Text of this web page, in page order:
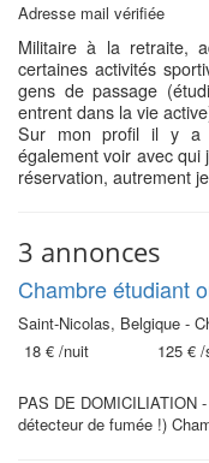
Adresse mail vérifiée
Militaire à la retraite,
certaines activités
gens de passage
entrent dans la vie
Sur mon profil il y a
également voir avec
réservation, autrement
3 annonces
Chambre étudiant
Saint-Nicolas, Belgique -
18 € /nuit 125 € /
PAS DE DOMICILIATION
détecteur de fumée !)